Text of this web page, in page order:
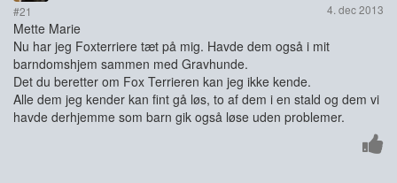
#21 4. dec 2013
Mette Marie
Nu har jeg Foxterriere tæt på mig. Havde dem også i mit
barndomshjem sammen med Gravhunde.
Det du beretter om Fox Terrieren kan jeg ikke kende.
Alle dem jeg kender kan fint gå løs, to af dem i en stald og dem vi
havde derhjemme som barn gik også løse uden problemer.